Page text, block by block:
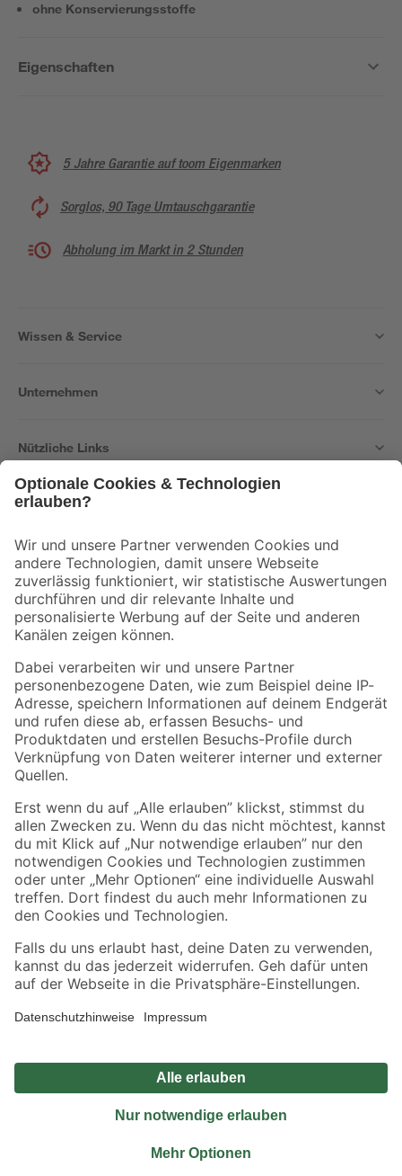
ohne Konservierungsstoffe
Eigenschaften
5 Jahre Garantie auf toom Eigenmarken
Sorglos, 90 Tage Umtauschgarantie
Abholung im Markt in 2 Stunden
Wissen & Service
Unternehmen
Nützliche Links
Der toom Newsletter: Keine Angebote und Aktionen mehr verpassen!
Zur Newsletter Anmeldung
Folge uns
Zahlungsarten Versandarten
Sicher einkaufen
Jetzt die toom-App herunterladen
Alle Preisangaben in EUR inkl. gesetzl. MwSt.. Die dargestellten Angebote sind unter
Umständen nicht in allen Märkten verfügbar. Die angegebenen Verfügbarkeiten beziehen
Produkte nur solange der Vorrat reicht.
*Paketversand ab 59 € versandkostenfrei, gilt nicht für Artikel mit Speditionsversand, hier
Privatsphäre Impressum
Nutzungsbedingungen
Widerrufsrecht
Vertrag widerrufen
© 2026 toom Baumarkt GmbH